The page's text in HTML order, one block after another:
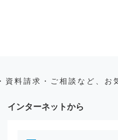
資料請求・ご相談など、お
インターネットから